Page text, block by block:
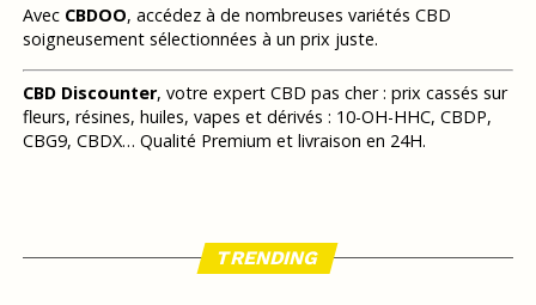
Avec CBDOO, accédez à de nombreuses variétés CBD
soigneusement sélectionnées à un prix juste.
CBD Discounter, votre expert CBD pas cher : prix cassés sur
fleurs, résines, huiles, vapes et dérivés : 10-OH-HHC, CBDP,
CBG9, CBDX… Qualité Premium et livraison en 24H.
TRENDING